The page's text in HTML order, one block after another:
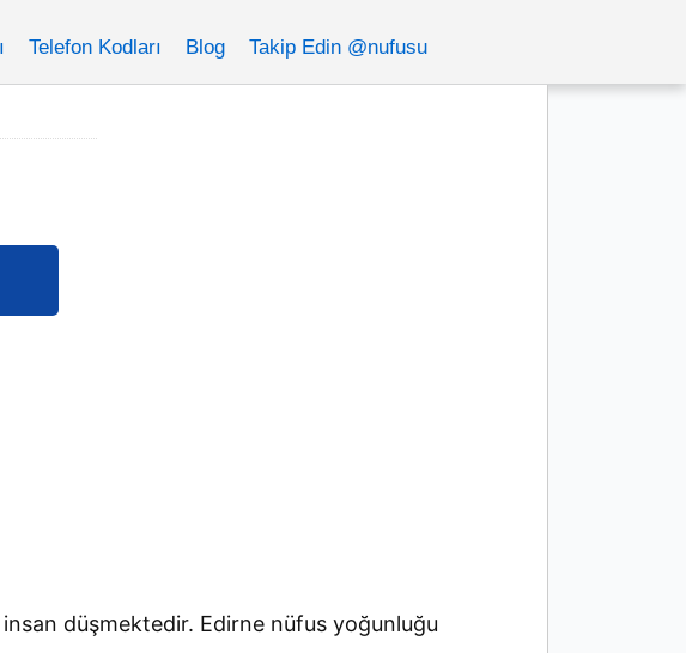
Telefon Kodları Blog Takip Edin @nufusu
insan düşmektedir. Edirne nüfus yoğunluğu